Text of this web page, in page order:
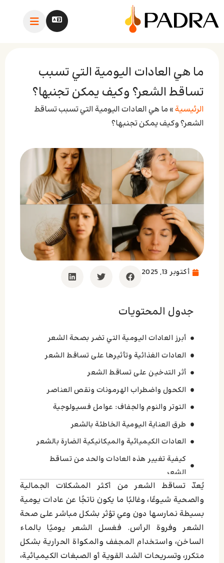
ما هي العادات اليومية التي تسبب
تساقط الشعر؟ وكيف يمكن تجنبها؟
الرئيسية» ما هي العادات اليومية التي تسبب تساقط
الشعر؟ وكيف يمكن تجنبها؟
أكتوبر 13, 2025
جدول المحتويات
أبرز العادات اليومية التي تضر بصحة الشعر
العادات الغذائية وتأثيرها على تساقط الشعر
أثر التدخين على تساقط الشعر
الكحول واضطراب الهرمونات ونقص العناصر
التوتر والنوم والجفاف: عوامل فسيولوجية
طرق العناية اليومية الخاطئة بالشعر
العادات الكيميائية والميكانيكية الضارة بالشعر
كيفية تغيير هذه العادات والحد من تساقط
الشعر
اترك تعليقاً إلغاء الرد
يُعدّ تساقط الشعر من أكثر المشكلات الجمالية
والصحية شيوعًا، وغالبًا ما يكون ناتجًا عن عادات يومية
بسيطة نمارسها دون وعي تؤثر بشكل مباشر على صحة
الشعر وفروة الرأس. فغسل الشعر يوميًا بالماء
الساخن، واستخدام المجفف والمكواة الحرارية بشكل
متكرر، وتسريحات الشد القوية أو الصبغات الكيميائية،